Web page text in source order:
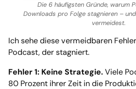
Die 6 häufigsten Gründe, warum
Downloads pro Folge stagnieren –
vermeidest.
Ich sehe diese vermeidbaren
Podcast, der stagniert.
Fehler 1: Keine Strategie.Viele
80 Prozent ihrer Zeit in die